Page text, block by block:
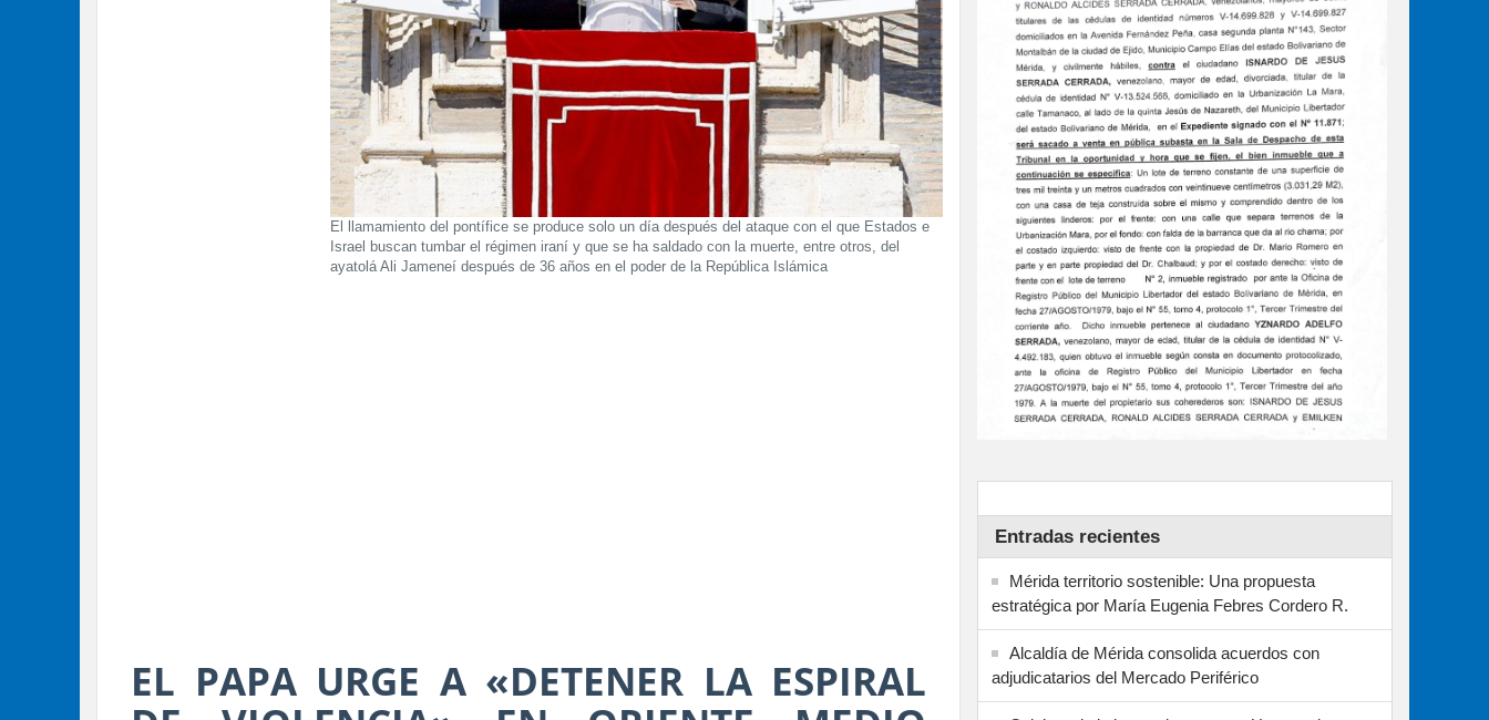
El llamamiento del pontífice se produce solo un día después del ataque con el que Estados e
Israel buscan tumbar el régimen iraní y que se ha saldado con la muerte, entre otros, del
ayatolá Ali Jameneí después de 36 años en el poder de la República Islámica
EL PAPA URGE A «DETENER LA ESPIRAL
Entradas recientes
Mérida territorio sostenible: Una propuesta
estratégica por María Eugenia Febres Cordero R.
Alcaldía de Mérida consolida acuerdos con
adjudicatarios del Mercado Periférico